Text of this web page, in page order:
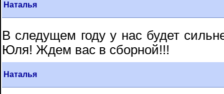
Наталья
В следущем году у нас будет
Юля! Ждем вас в сборной!!!
Наталья